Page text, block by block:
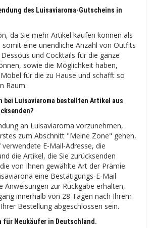
des Luisaviaroma-Gutscheins in
da Sie mehr Artikel kaufen können als
somit eine unendliche Anzahl von Outfits
und Cocktails für die ganze
sowie die Möglichkeit haben,
für die zu Hause und schafft so
Raum.
bei Luisaviaroma bestellten Artikel aus
an Luisaviaroma vorzunehmen,
zum Abschnitt "Meine Zone" gehen,
E-Mail-Adresse, die
die Artikel, die Sie zurücksenden
von Ihnen gewählte Art der Prämie
eine Bestätigungs-E-Mail
Anweisungen zur Rückgabe erhalten,
innerhalb von 28 Tagen nach Ihrem
Bestellung abgeschlossen sein.
für Neukäufer in Deutschland.